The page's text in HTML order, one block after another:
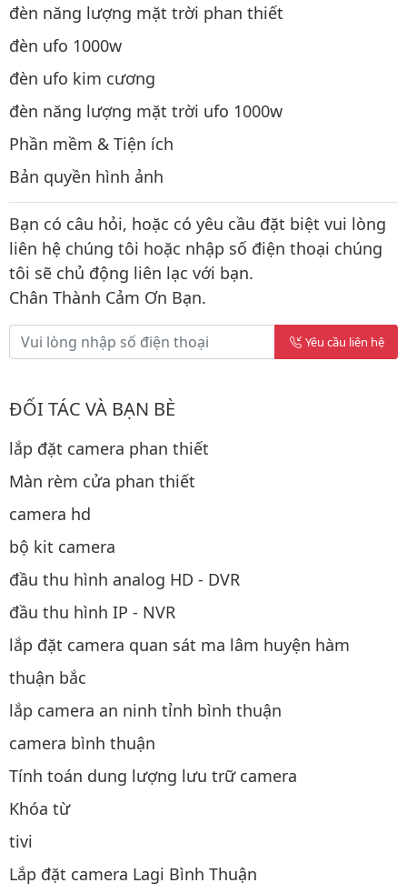
đèn năng lượng mặt trời phan thiết
đèn ufo 1000w
đèn ufo kim cương
đèn năng lượng mặt trời ufo 1000w
Phần mềm & Tiện ích
Bản quyền hình ảnh
Bạn có câu hỏi, hoặc có yêu cầu đặt biệt vui lòng
liên hệ chúng tôi hoặc nhập số điện thoại chúng
tôi sẽ chủ động liên lạc với bạn.
Chân Thành Cảm Ơn Bạn.
Yêu cầu liên hệ
ĐỐI TÁC VÀ BẠN BÈ
lắp đặt camera phan thiết
Màn rèm cửa phan thiết
camera hd
bộ kit camera
đầu thu hình analog HD - DVR
đầu thu hình IP - NVR
lắp đặt camera quan sát ma lâm huyện hàm
thuận bắc
lắp camera an ninh tỉnh bình thuận
camera bình thuận
Tính toán dung lượng lưu trữ camera
Khóa từ
tivi
Lắp đặt camera Lagi Bình Thuận